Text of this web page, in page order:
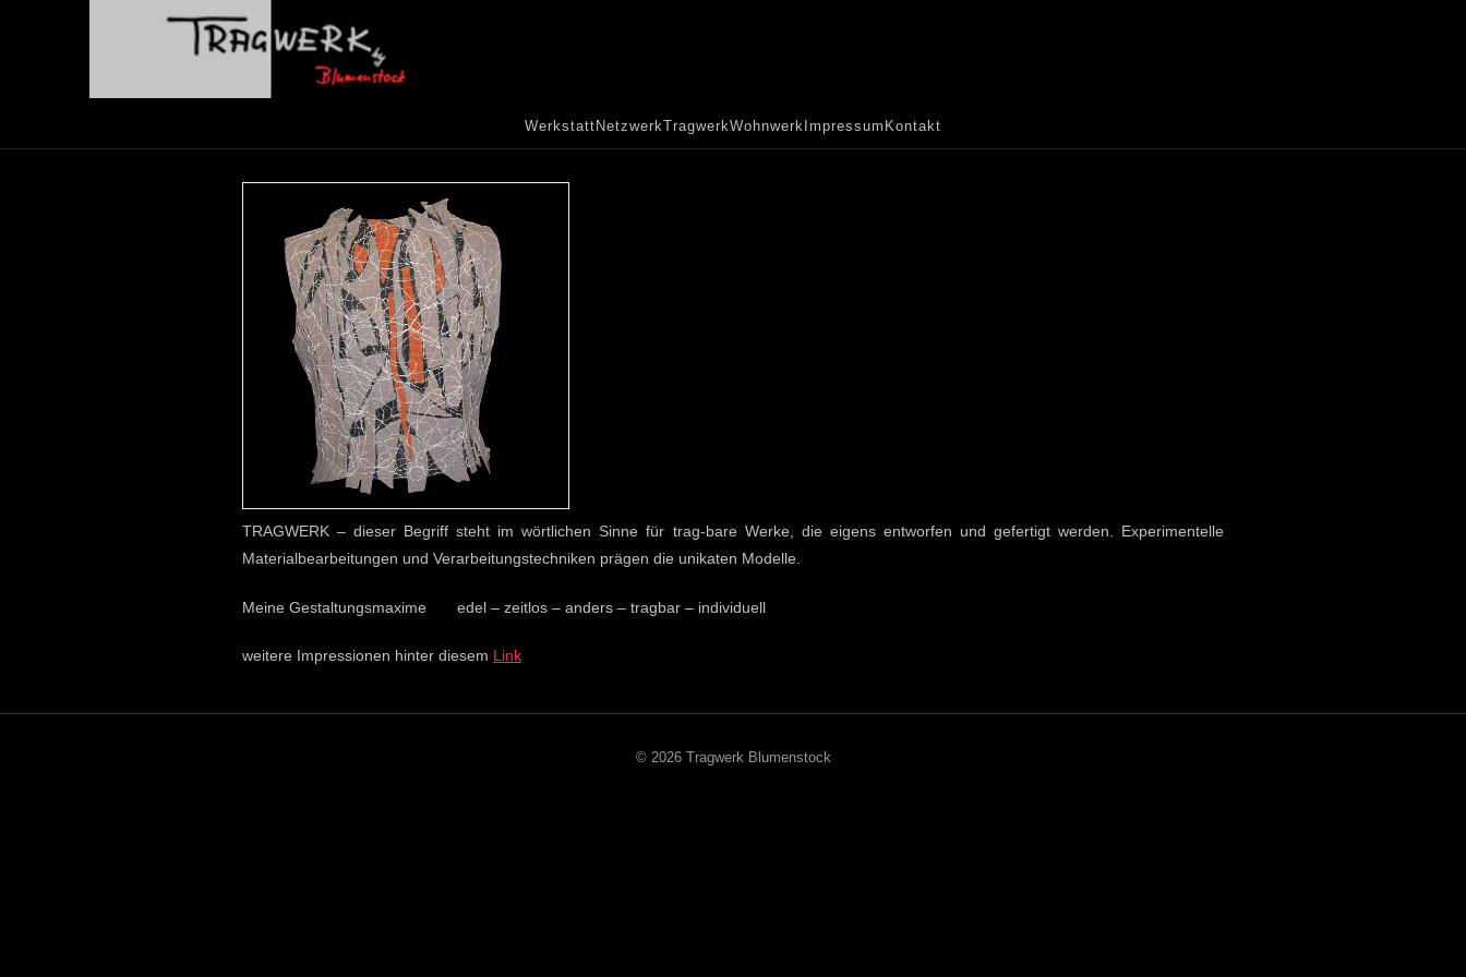
Werkstatt NetzwerkTragwerkWohnwerk Impressum Kontakt
TRAGWERK – dieser Begriff steht im wörtlichen Sinne für trag-bare Werke, die eigens entworfen und gefertigt werden. Experimentelle
Materialbearbeitungen und Verarbeitungstechniken prägen die unikaten Modelle.
Meine Gestaltungsmaxime edel – zeitlos – anders – tragbar – individuell
weitere Impressionen hinter diesem Link
© 2026 Tragwerk Blumenstock